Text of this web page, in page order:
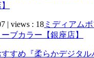
|views : 18 ミディアム
ブカラー【銀座店】